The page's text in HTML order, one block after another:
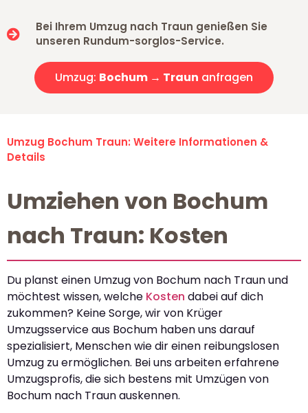
Bei Ihrem Umzug nach Traun genießen Sie
unseren Rundum-sorglos-Service.
Umzug: Bochum → Traun anfragen
Umzug Bochum Traun: Weitere Informationen &
Details
Umziehen von Bochum
nach Traun: Kosten
Du planst einen Umzug von Bochum nach Traun und
möchtest wissen, welche Kosten dabei auf dich
zukommen? Keine Sorge, wir von Krüger
Umzugsservice aus Bochum haben uns darauf
spezialisiert, Menschen wie dir einen reibungslosen
Umzug zu ermöglichen. Bei uns arbeiten erfahrene
Umzugsprofis, die sich bestens mit Umzügen von
Bochum nach Traun auskennen.